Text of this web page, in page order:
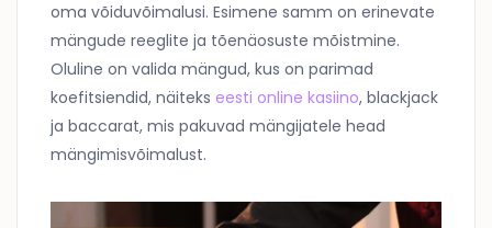
oma võiduvõimalusi. Esimene samm on erinevate
mängude reeglite ja tõenäosuste mõistmine.
Oluline on valida mängud, kus on parimad
koefitsiendid, näiteks eesti online kasiino, blackjack
ja baccarat, mis pakuvad mängijatele head
mängimisvõimalust.